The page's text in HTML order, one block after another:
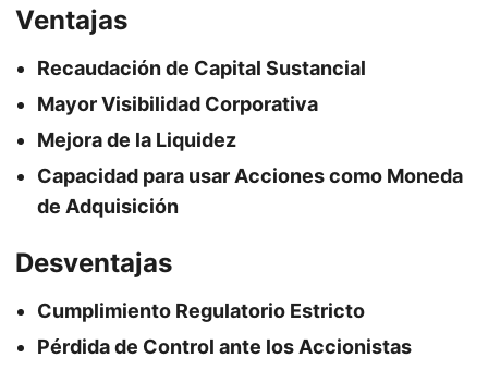
Ventajas
Recaudación de Capital Sustancial
Mayor Visibilidad Corporativa
Mejora de la Liquidez
Capacidad para usar Acciones como Moneda
de Adquisición
Desventajas
Cumplimiento Regulatorio Estricto
Pérdida de Control ante los Accionistas